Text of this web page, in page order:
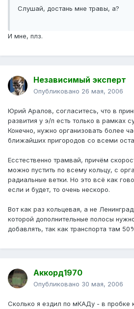
Слушай, достань мне травы, а?
И мне, плз.
Независимый эксперт
Опубликовано 26 мая, 2006
Юрий Аралов, согласитесь, что в
развития у э/п есть только в рамках
Конечно, нужно организовать более
ближайших пригородов со всеми
Есстественно трамвай, причём
можно пустить по всему кольцу, с
радиальные ветки. Но это всё как
если и будет, то очень нескоро.
Вот как раз кольцевая, а не
которой дополнительные полосы
добавлять, так как транспорта там
Аккорд1970
Опубликовано 30 мая, 2006
Сколько я ездил по мКАДу - в пробке